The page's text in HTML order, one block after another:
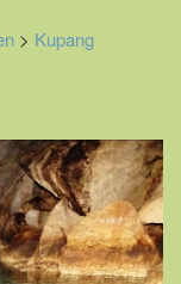
> Kupang